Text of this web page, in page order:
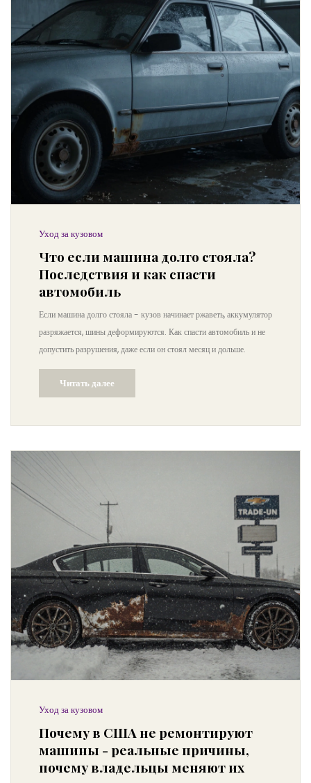
Уход за кузовом
Что если машина долго стояла?
Последствия и как спасти
автомобиль
Если машина долго стояла - кузов начинает ржаветь, аккумулятор
разряжается, шины деформируются. Как спасти автомобиль и не
допустить разрушения, даже если он стоял месяц и дольше.
Читать далее
Уход за кузовом
Почему в США не ремонтируют
машины - реальные причины,
почему владельцы меняют их